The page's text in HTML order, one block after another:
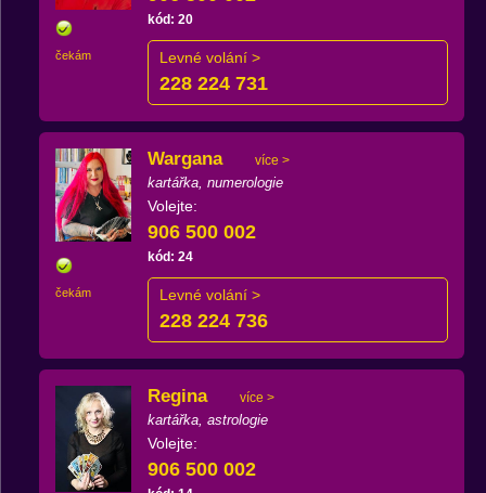
čekám
kód: 20
Levné volání >
228 224 731
čekám
Wargana více >
kartářka, numerologie
Volejte:
906 500 002
kód: 24
Levné volání >
228 224 736
Regina více >
kartářka, astrologie
Volejte:
906 500 002